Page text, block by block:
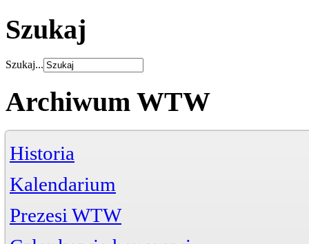
Szukaj
Szukaj...
Archiwum WTW
Historia
Kalendarium
Prezesi WTW